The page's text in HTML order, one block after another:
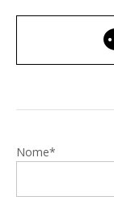
Nome*